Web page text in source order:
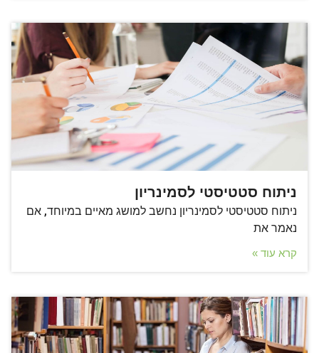
ניתוח סטטיסטי לסמינריון
ניתוח סטטיסטי לסמינריון נחשב למושג מאיים במיוחד, אם
נאמר את
קרא עוד »